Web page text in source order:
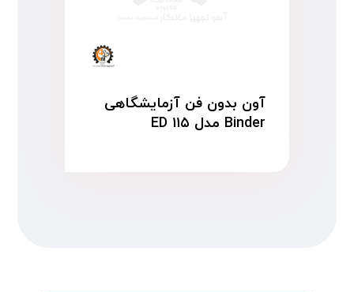
آون بدون فن آزمایشگاهی
Binder مدل ED ۱۱۵